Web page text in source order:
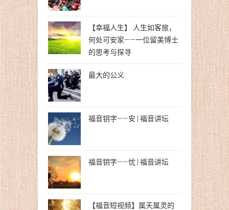
【幸福人生】 人生如客旅，
何处可安家——一位留美博士
的思考与探寻
最大的公义
福音钥字——安 | 福音讲坛
福音钥字——忧 | 福音讲坛
【福音短视频】属天属灵的